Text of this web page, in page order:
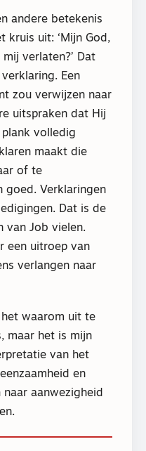
andere betekenis
kruis uit: ‘Mijn God,
verlaten?’ Dat
Een
zou verwijzen naar
uitspraken dat Hij
volledig
maakt die
of te
goed. Verklaringen
Dat is de
van Job vielen.
een uitroep van
verlangen naar
waarom uit te
maar het is mijn
van het
en
aanwezigheid